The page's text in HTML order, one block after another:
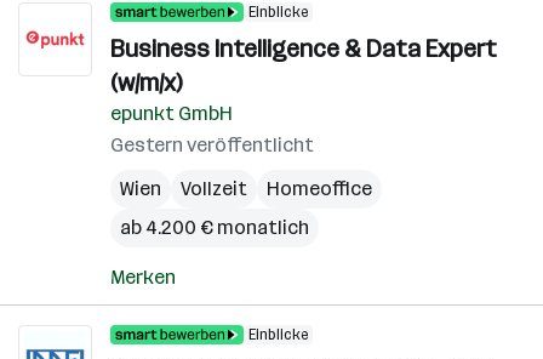
Einblicke
Business Intelligence & Data Expert
(w/m/x)
epunkt GmbH
Gestern veröffentlicht
Wien
Vollzeit
Homeoffice
ab 4.200 € monatlich
Merken
Einblicke